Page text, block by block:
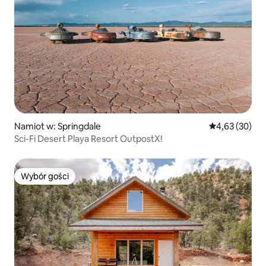
Namiot w: Springdale Średnia
4,63 (30)
Sci-Fi Desert Playa Resort OutpostX!
Wybór gości
Wybór gości